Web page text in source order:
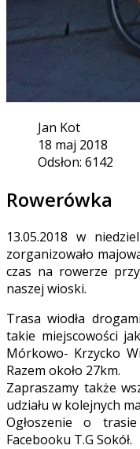
Jan Kot
18 maj 2018
Odsłon: 6142
Rowerówka
13.05.2018 w
zorganizowało
czas na rowerze
naszej wioski.
Trasa wiodła
takie miejscowości
Mórkowo- Krzycko
Razem około 27km.
Zapraszamy także
udziału w kolejnych
Ogłoszenie o
Facebooku T.G Sokół.